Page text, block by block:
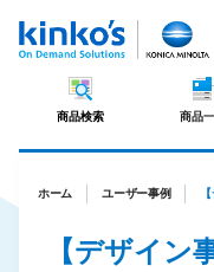
商品検索 商品
ホーム ユーザー事例
【デザイン